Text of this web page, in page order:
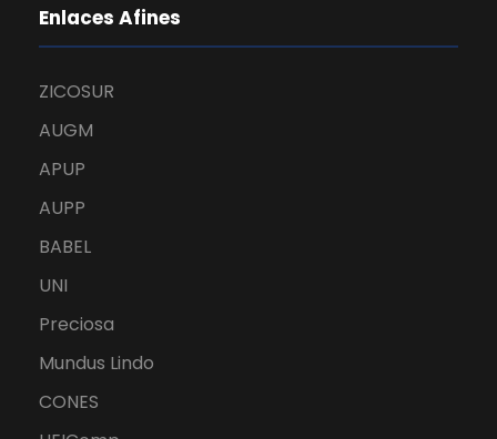
Enlaces Afines
ZICOSUR
AUGM
APUP
AUPP
BABEL
UNI
Preciosa
Mundus Lindo
CONES